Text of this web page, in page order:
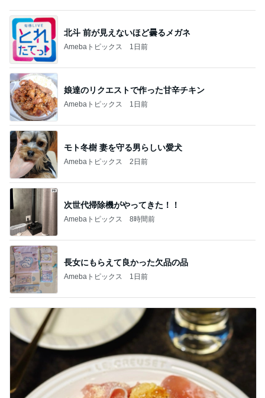
北斗 前が見えないほど曇るメガネ
Amebaトピックス 1日前
娘達のリクエストで作った甘辛チキン
Amebaトピックス 1日前
モト冬樹 妻を守る男らしい愛犬
Amebaトピックス 2日前
次世代掃除機がやってきた！！
Amebaトピックス 8時間前
長女にもらえて良かった欠品の品
Amebaトピックス 1日前